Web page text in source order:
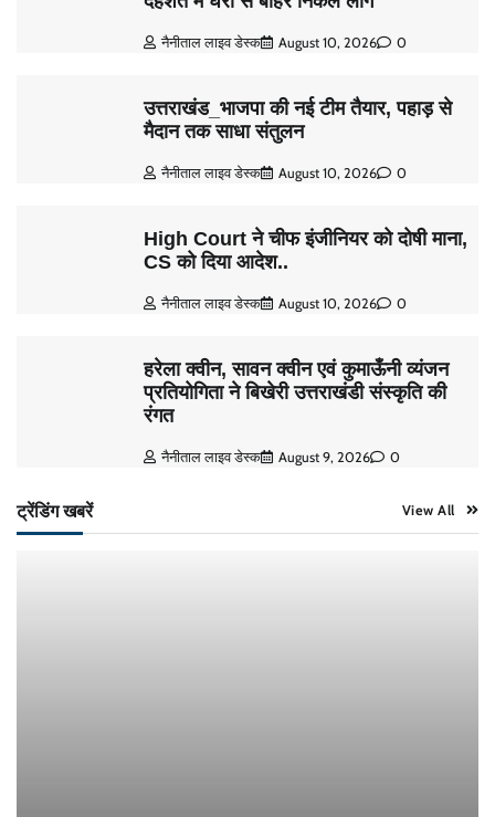
नैनीताल लाइव डेस्क August 10, 2026 0
उत्तराखंड_भाजपा की नई टीम तैयार, पहाड़ से
मैदान तक साधा संतुलन
नैनीताल लाइव डेस्क August 10, 2026 0
High Court ने चीफ इंजीनियर को दोषी माना,
CS को दिया आदेश..
नैनीताल लाइव डेस्क August 10, 2026 0
हरेला क्वीन, सावन क्वीन एवं कुमाऊँनी व्यंजन
प्रतियोगिता ने बिखेरी उत्तराखंडी संस्कृति की
रंगत
नैनीताल लाइव डेस्क August 9, 2026 0
ट्रेंडिंग खबरें View All